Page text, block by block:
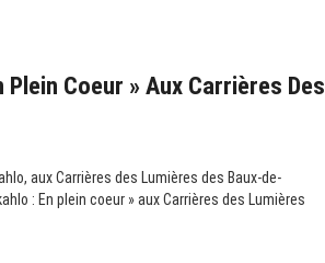
Coeur » Aux Carrières Des
aux Carrières des Lumières des Baux-de-
: En plein coeur » aux Carrières des Lumières